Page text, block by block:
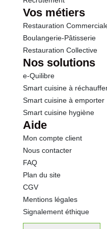
Vos métiers
Restauration
Boulangerie-Pâtisserie
Restauration Collective
Nos solutions
e-Quilibre
Smart cuisine à
Smart cuisine à emporter
Smart cuisine hygiène
Aide
Mon compte client
Nous contacter
FAQ
Plan du site
CGV
Mentions légales
Signalement éthique